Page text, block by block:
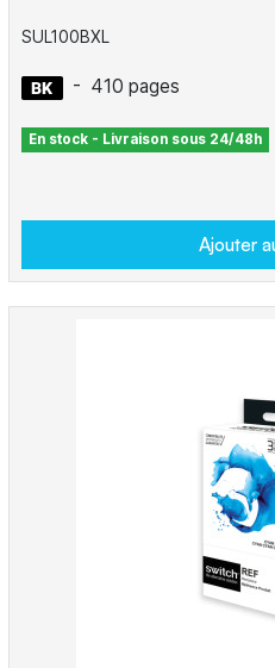
SUL100BXL
- 410 pages
En stock - Livraison sous 24/48h
Ajouter